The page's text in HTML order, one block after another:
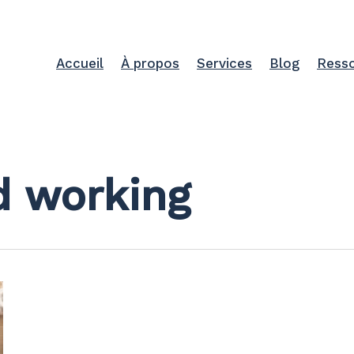
Accueil À propos Services Blog
working